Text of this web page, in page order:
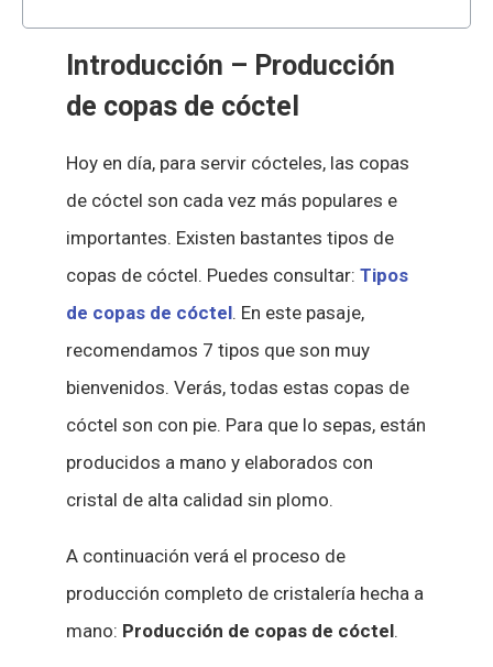
Introducción – Producción
de copas de cóctel
Hoy en día, para servir cócteles, las copas
de cóctel son cada vez más populares e
importantes. Existen bastantes tipos de
copas de cóctel. Puedes consultar: Tipos
de copas de cóctel. En este pasaje,
recomendamos 7 tipos que son muy
bienvenidos. Verás, todas estas copas de
cóctel son con pie. Para que lo sepas, están
producidos a mano y elaborados con
cristal de alta calidad sin plomo.
A continuación verá el proceso de
producción completo de cristalería hecha a
mano: Producción de copas de cóctel.